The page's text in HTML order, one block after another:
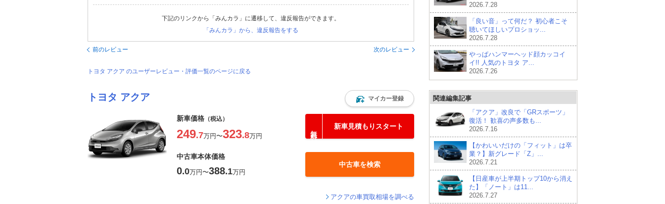
下記のリンクから「みんカラ」に遷移して、違反報告ができます。
「みんカラ」から、違反報告をする
前のレビュー 次のレビュー
トヨタ アクア のユーザーレビュー・評価一覧のページに戻る
トヨタ アクア マイカー登録
新車価格 （税込）
249.7万円〜323.8万円
新車見積もりスタート
中古車本体価格
0.0万円〜388.1万円
中古車を検索
アクアの車買取相場を調べる
2026.7.28
「良い音」って何だ？ 初心者こそ
聴いてほしいプロショッ...
2026.7.28
やっぱハンマーヘッド顔カッコイ
イ!! 人気のトヨタ ア...
2026.7.26
関連編集記事
「アクア」改良で「GRスポーツ」
復活！ 歓喜の声多数も...
2026.7.16
【かわいいだけの「フィット」は卒
業？】新グレード「Z」...
2026.7.21
【日産車が上半期トップ10から消え
た】「ノート」は11...
2026.7.27